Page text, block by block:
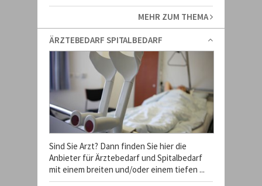
MEHR ZUM THEMA
ÄRZTEBEDARF SPITALBEDARF
Sind Sie Arzt? Dann finden Sie hier die
Anbieter für Ärztebedarf und Spitalbedarf
mit einem breiten und/oder einem tiefen ...